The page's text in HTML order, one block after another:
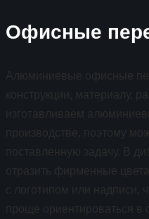
Офисные
Алюминиевые офисные
конструкции, материалу,
изготавливаем
производстве, поэтому
поставленную задачу. В
отразить фирменные
с логотипом или надписи,
проще ориентироваться в